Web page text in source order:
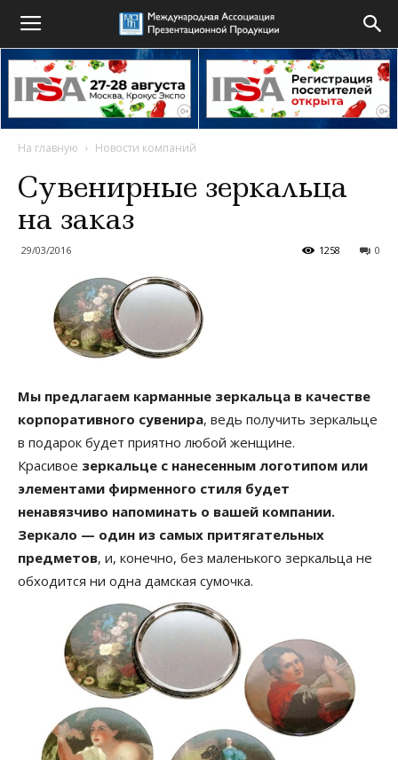
На главную Новости компаний
Сувенирные зеркальца
на заказ
29/03/2016 0
1258
Мы предлагаем карманные зеркальца в качестве
корпоративного сувенира, ведь получить зеркальце
в подарок будет приятно любой женщине.
Красивое зеркальце с нанесенным логотипом или
элементами фирменного стиля будет
ненавязчиво напоминать о вашей компании.
Зеркало — один из самых притягательных
предметов, и, конечно, без маленького зеркальца не
обходится ни одна дамская сумочка.